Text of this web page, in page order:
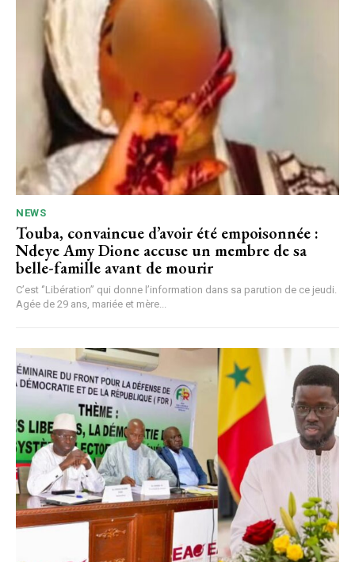
NEWS
Touba, convaincue d’avoir été empoisonnée :
Ndeye Amy Dione accuse un membre de sa
belle-famille avant de mourir
C’est ‘’Libération’’ qui donne l’information dans sa parution de ce jeudi.
Agée de 29 ans, mariée et mère...